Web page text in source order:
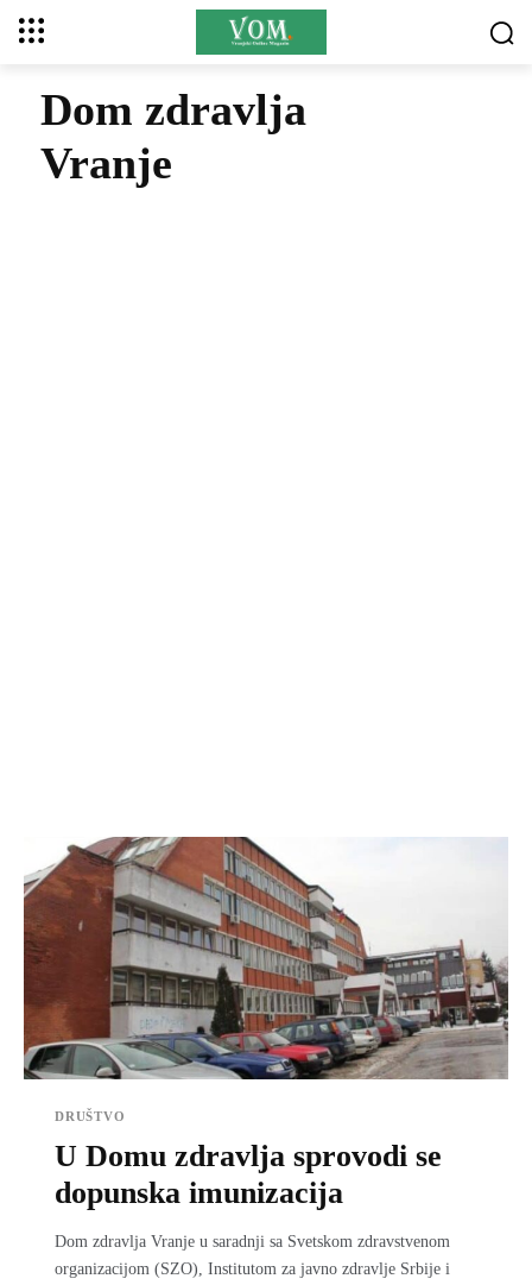
Dom zdravlja
Vranje
DRUŠTVO
U Domu zdravlja sprovodi se
dopunska imunizacija
Dom zdravlјa Vranje u saradnji sa Svetskom zdravstvenom
organizacijom (SZO), Institutom za javno zdravlјe Srbije i